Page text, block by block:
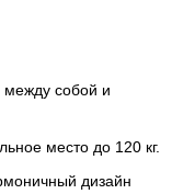
между собой и
место до 120 кг.
дизайн